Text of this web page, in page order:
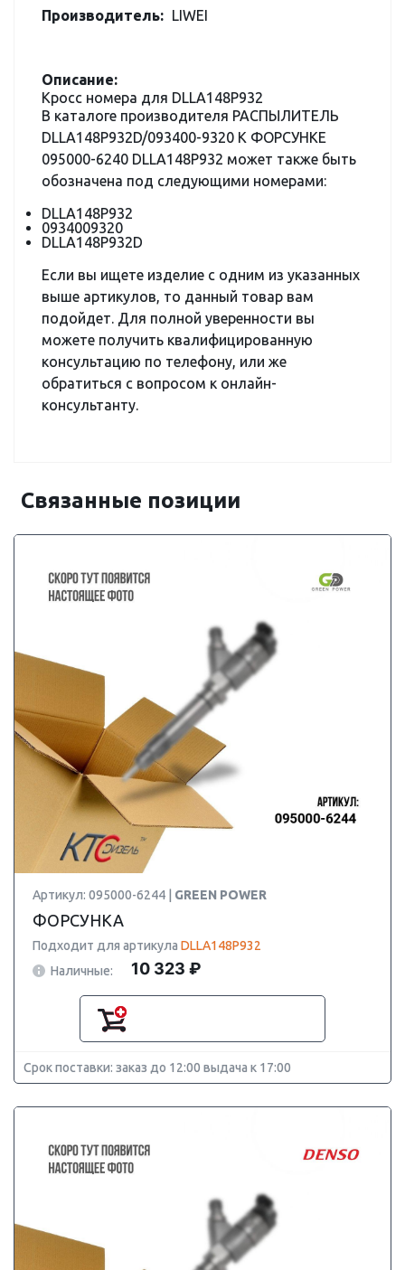
Производитель: LIWEI
Описание:
Кросс номера для DLLA148P932
В каталоге производителя РАСПЫЛИТЕЛЬ
DLLA148P932D/093400-9320 К ФОРСУНКЕ
095000-6240 DLLA148P932 может также быть
обозначена под следующими номерами:
DLLA148P932
0934009320
DLLA148P932D
Если вы ищете изделие с одним из указанных
выше артикулов, то данный товар вам
подойдет. Для полной уверенности вы
можете получить квалифицированную
консультацию по телефону, или же
обратиться с вопросом к онлайн-
консультанту.
Связанные позиции
Артикул: 095000-6244 | GREEN POWER
ФОРСУНКА
Подходит для артикула DLLA148P932
Наличные:
10 323 ₽
Срок поставки: заказ до 12:00 выдача к 17:00